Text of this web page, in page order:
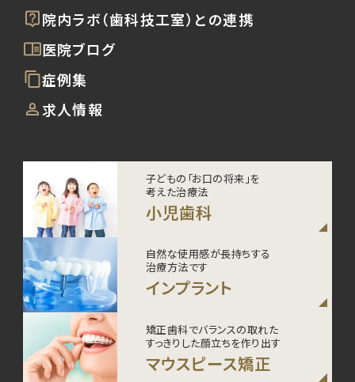
院内ラボ（歯科技工室）との連携
医院ブログ
症例集
求人情報
子どもの「お口の将来」を
考えた治療法
小児歯科
自然な使用感が長持ちする
治療方法です
インプラント
矯正歯科でバランスの取れた
すっきりした顔立ちを作り出す
マウスピース矯正